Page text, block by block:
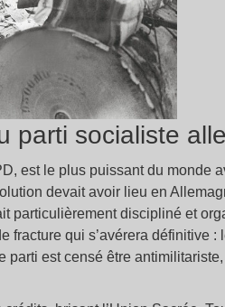
parti socialiste
est le plus puissant du monde
devait avoir lieu en
particulièrement discipliné et
fracture qui s’avérera définitive :
parti est censé être